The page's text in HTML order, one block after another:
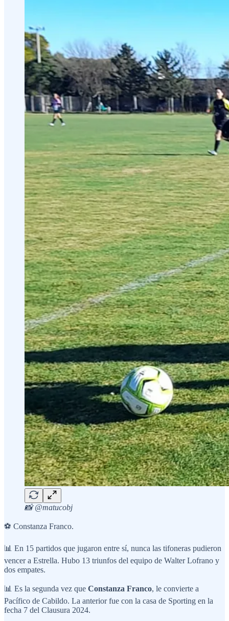
📸 @matucobj
⚽ Constanza Franco.
📊 En 15 partidos que jugaron entre sí, nunca las tifoneras pudieron
vencer a Estrella. Hubo 13 triunfos del equipo de Walter Lofrano y
dos empates.
📊 Es la segunda vez que Constanza Franco, le convierte a
Pacífico de Cabildo. La anterior fue con la casa de Sporting en la
fecha 7 del Clausura 2024.